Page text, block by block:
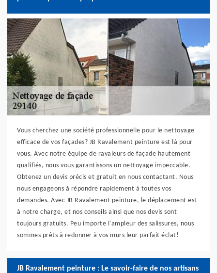
Vous cherchez une société professionnelle pour le nettoyage
efficace de vos façades? JB Ravalement peinture est là pour
vous. Avec notre équipe de ravaleurs de façade hautement
qualifiés, nous vous garantissons un nettoyage impeccable.
Obtenez un devis précis et gratuit en nous contactant. Nous
nous engageons à répondre rapidement à toutes vos
demandes. Avec JB Ravalement peinture, le déplacement est
à notre charge, et nos conseils ainsi que nos devis sont
toujours gratuits. Peu importe l'ampleur des salissures, nous
sommes prêts à redonner à vos murs leur parfait éclat!
JB Ravalement peinture : Le savoir-faire de nos artisans